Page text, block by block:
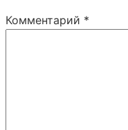
Комментарий *